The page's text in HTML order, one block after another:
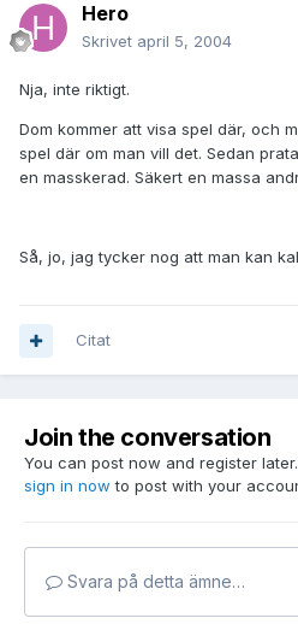
Hero
Skrivet april 5, 2004
Nja, inte riktigt.
Dom kommer att visa spel där, och
spel där om man vill det. Sedan
en masskerad. Säkert en massa
Så, jo, jag tycker nog att man kan
Citat
Join the conversation
You can post now and register
sign in now to post with your
Svara på detta ämne…